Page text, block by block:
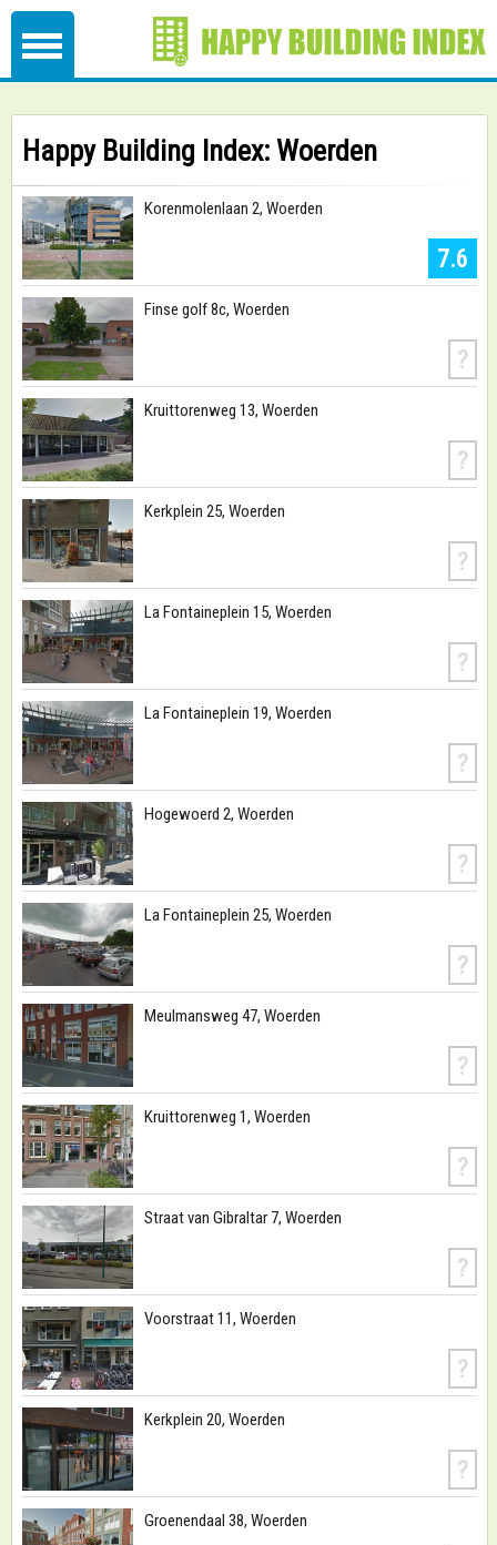
Happy Building Index: Woerden
Korenmolenlaan 2, Woerden
7.6
Finse golf 8c, Woerden
?
Kruittorenweg 13, Woerden
?
Kerkplein 25, Woerden
?
La Fontaineplein 15, Woerden
?
La Fontaineplein 19, Woerden
?
Hogewoerd 2, Woerden
?
La Fontaineplein 25, Woerden
?
Meulmansweg 47, Woerden
?
Kruittorenweg 1, Woerden
?
Straat van Gibraltar 7, Woerden
?
Voorstraat 11, Woerden
?
Kerkplein 20, Woerden
?
Groenendaal 38, Woerden